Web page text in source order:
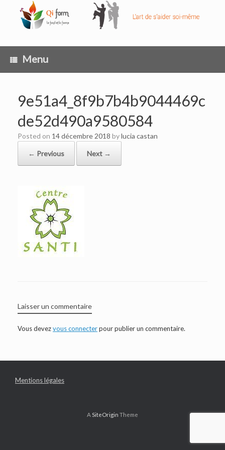
content
Menu
9e51a4_8f9b7b4b9044469c
de52d490a9580584
Posted on 14 décembre 2018 bylucia castan
← Previous Next →
Laisser un commentaire
Vous devezvous connecterpour publier un commentaire.
Mentions légales
A SiteOrigin Theme